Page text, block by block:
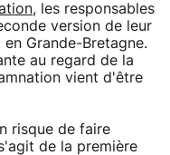
, les responsables
version de leur
Grande-Bretagne.
au regard de la
vient d'être
risque de faire
de la première